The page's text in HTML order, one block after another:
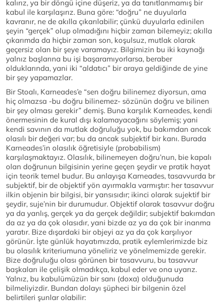
kalırız, ya bir döngü içine düşeriz, ya da tanıtlanmamış bir
kabul ile karşılaşırız. Buna göre: “doğru” ne duyularla
kavranır, ne de akılla çıkarılabilir; çünkü duyularla edinilen
şeyin “gerçek” olup olmadığını hiçbir zaman bilemeyiz; akılla
çıkarımda da hiçbir zaman son, koşulsuz, mutlak olarak
geçersiz olan bir şeye varamayız. Bilgimizin bu iki kaynağı
yalnız başlarına bu işi başaramıyorlarsa, beraber
olduklarında, yani iki “aldatıcı” bir araya geldiğinde de yine
bir şey yapamazlar.
Bir Stoalı, Karneades’e “sen doğru bilinemez diyorsun, ama
hiç olmazsa -bu doğru bilinemez- sözünün doğru ve bilinen
bir şey olması gerekir” demiş. Buna karşılık Karneades, kendi
önermesinin de kural dışı kalamayacağını söylemiş; yani
kendi savının da mutlak doğruluğu yok, bu bakımdan ancak
olasılı bir değeri var; bu da ancak subjektif bir kanı. Burada
Karneades’in olasılık öğretisiyle (probabilism)
karşılaşmaktayız. Olasılık, bilinemeyen doğru’nun, bie kapalı
olan doğrunun bilgisinin yerine geçen şeydir ve pratik hayat
için teorik temel budur. Bu anlayışa Karneades, tasavvurda br
subjektif, bir de objektif yön ayırmakla varmıştır: her tasavvur
ilkin objenin bir bilgisi, bir yansısıdır; ikinci olarak sujektif bir
şeydir, suje’nin bir durumudur. Objektif olarak tasavvur doğru
ya da yanlış, gerçek ya da gerçek değildir; subjektif bakımdan
da az ya da çok olasıdır, yani bizde az ya da çok bir inanma
yaratır. Bize dışardaki bir objeyi az ya da çok karşılıyor
görünür. İşte günlük hayatımızda, pratik eylemlerimizde biz
bu olasılık kriteriumuna yöneliriz ve yönelmemizde gerekir.
Bize doğruluğu olası görünen bir tasavvuru, bu tasavvur
başkaları ile çelişik olmadıkça, kabul eder ve ona uyarız.
Yalnız, bu kabulümüzün bir sanı (doxa) olduğunuda
bilmeliyizdir. Bundan dolayı şüpheci bir bilgenin özel
belirtileri şunlar olabilir: